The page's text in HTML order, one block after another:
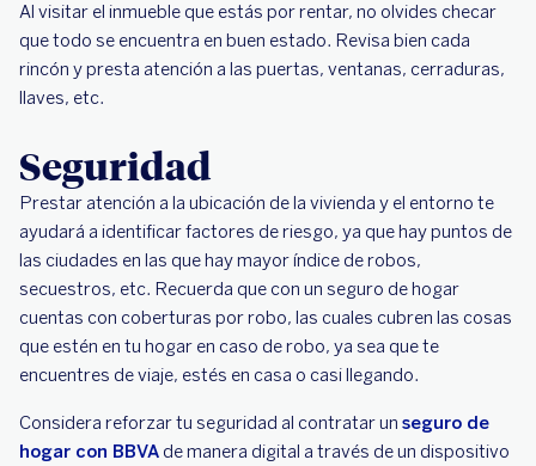
Al visitar el inmueble que estás por rentar, no olvides checar
que todo se encuentra en buen estado. Revisa bien cada
rincón y presta atención a las puertas, ventanas, cerraduras,
llaves, etc.
Seguridad
Prestar atención a la ubicación de la vivienda y el entorno te
ayudará a identificar factores de riesgo, ya que hay puntos de
las ciudades en las que hay mayor índice de robos,
secuestros, etc. Recuerda que con un seguro de hogar
cuentas con coberturas por robo, las cuales cubren las cosas
que estén en tu hogar en caso de robo, ya sea que te
encuentres de viaje, estés en casa o casi llegando.
Considera reforzar tu seguridad al contratar un seguro de
hogar con BBVA de manera digital a través de un dispositivo